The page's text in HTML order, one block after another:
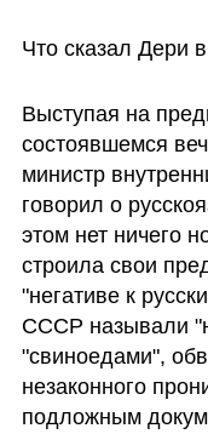
Что сказал Дери
Выступая на
состоявшемся
министр
говорил о
этом нет ничего
строила свои
"негативе к
СССР называли
"свиноедами",
незаконного
подложным